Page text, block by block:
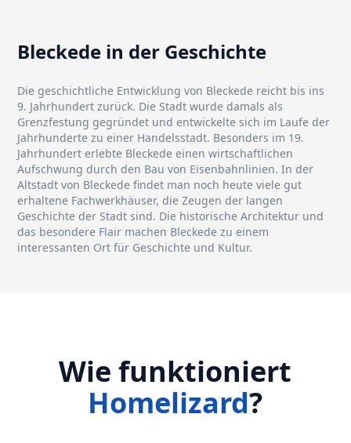
Bleckede in der Geschichte
Die geschichtliche Entwicklung von Bleckede reicht bis ins
9. Jahrhundert zurück. Die Stadt wurde damals als
Grenzfestung gegründet und entwickelte sich im Laufe der
Jahrhunderte zu einer Handelsstadt. Besonders im 19.
Jahrhundert erlebte Bleckede einen wirtschaftlichen
Aufschwung durch den Bau von Eisenbahnlinien. In der
Altstadt von Bleckede findet man noch heute viele gut
erhaltene Fachwerkhäuser, die Zeugen der langen
Geschichte der Stadt sind. Die historische Architektur und
das besondere Flair machen Bleckede zu einem
interessanten Ort für Geschichte und Kultur.
Wie funktioniert
Homelizard?